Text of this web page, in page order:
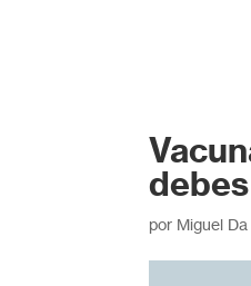
por Miguel